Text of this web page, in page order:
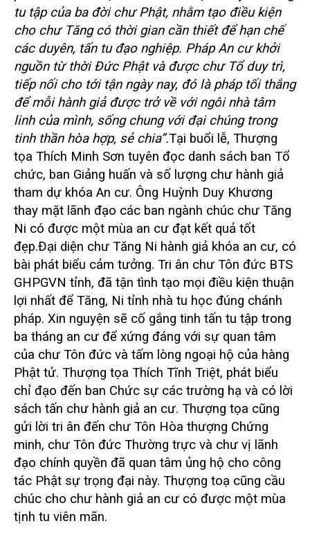
tu tập của ba đời chư Phật, nhằm tạo điều kiện
cho chư Tăng có thời gian cần thiết để hạn chế
các duyên, tấn tu đạo nghiệp. Pháp An cư khởi
nguồn từ thời Đức Phật và được chư Tổ duy trì,
tiếp nối cho tới tận ngày nay, đó là pháp tối thắng
để mỗi hành giả được trở về với ngôi nhà tâm
linh của mình, sống chung với đại chúng trong
tinh thần hòa hợp, sẻ chia”.Tại buổi lễ, Thượng
tọa Thích Minh Sơn tuyên đọc danh sách ban Tổ
chức, ban Giảng huấn và số lượng chư hành giả
tham dự khóa An cư. Ông Huỳnh Duy Khương
thay mặt lãnh đạo các ban ngành chúc chư Tăng
Ni có được một mùa an cư đạt kết quả tốt
đẹp.Đại diện chư Tăng Ni hành giả khóa an cư, có
bài phát biểu cảm tưởng. Tri ân chư Tôn đức BTS
GHPGVN tỉnh, đã tận tình tạo mọi điều kiện thuận
lợi nhất để Tăng, Ni tỉnh nhà tu học đúng chánh
pháp. Xin nguyện sẽ cố gắng tinh tấn tu tập trong
ba tháng an cư để xứng đáng với sự quan tâm
của chư Tôn đức và tấm lòng ngoại hộ của hàng
Phật tử. Thượng tọa Thích Tĩnh Triệt, phát biểu
chỉ đạo đến ban Chức sự các trường hạ và có lời
sách tấn chư hành giả an cư. Thượng tọa cũng
gửi lời tri ân đến chư Tôn Hòa thượng Chứng
minh, chư Tôn đức Thường trực và chư vị lãnh
đạo chính quyền đã quan tâm ủng hộ cho công
tác Phật sự trọng đại này. Thượng toạ cũng cầu
chúc cho chư hành giả an cư có được một mùa
tịnh tu viên mãn.